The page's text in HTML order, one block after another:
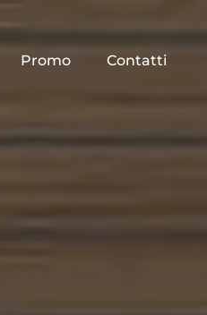
Promo Contatti